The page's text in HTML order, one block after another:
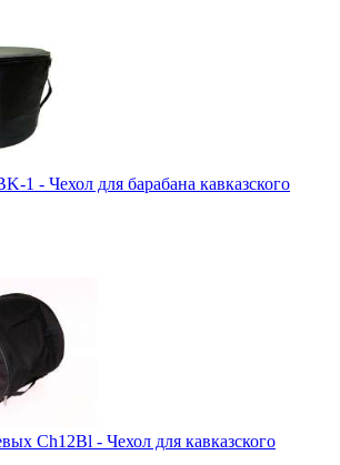
1 - Чехол для барабана кавказского
Ch12Bl - Чехол для кавказского